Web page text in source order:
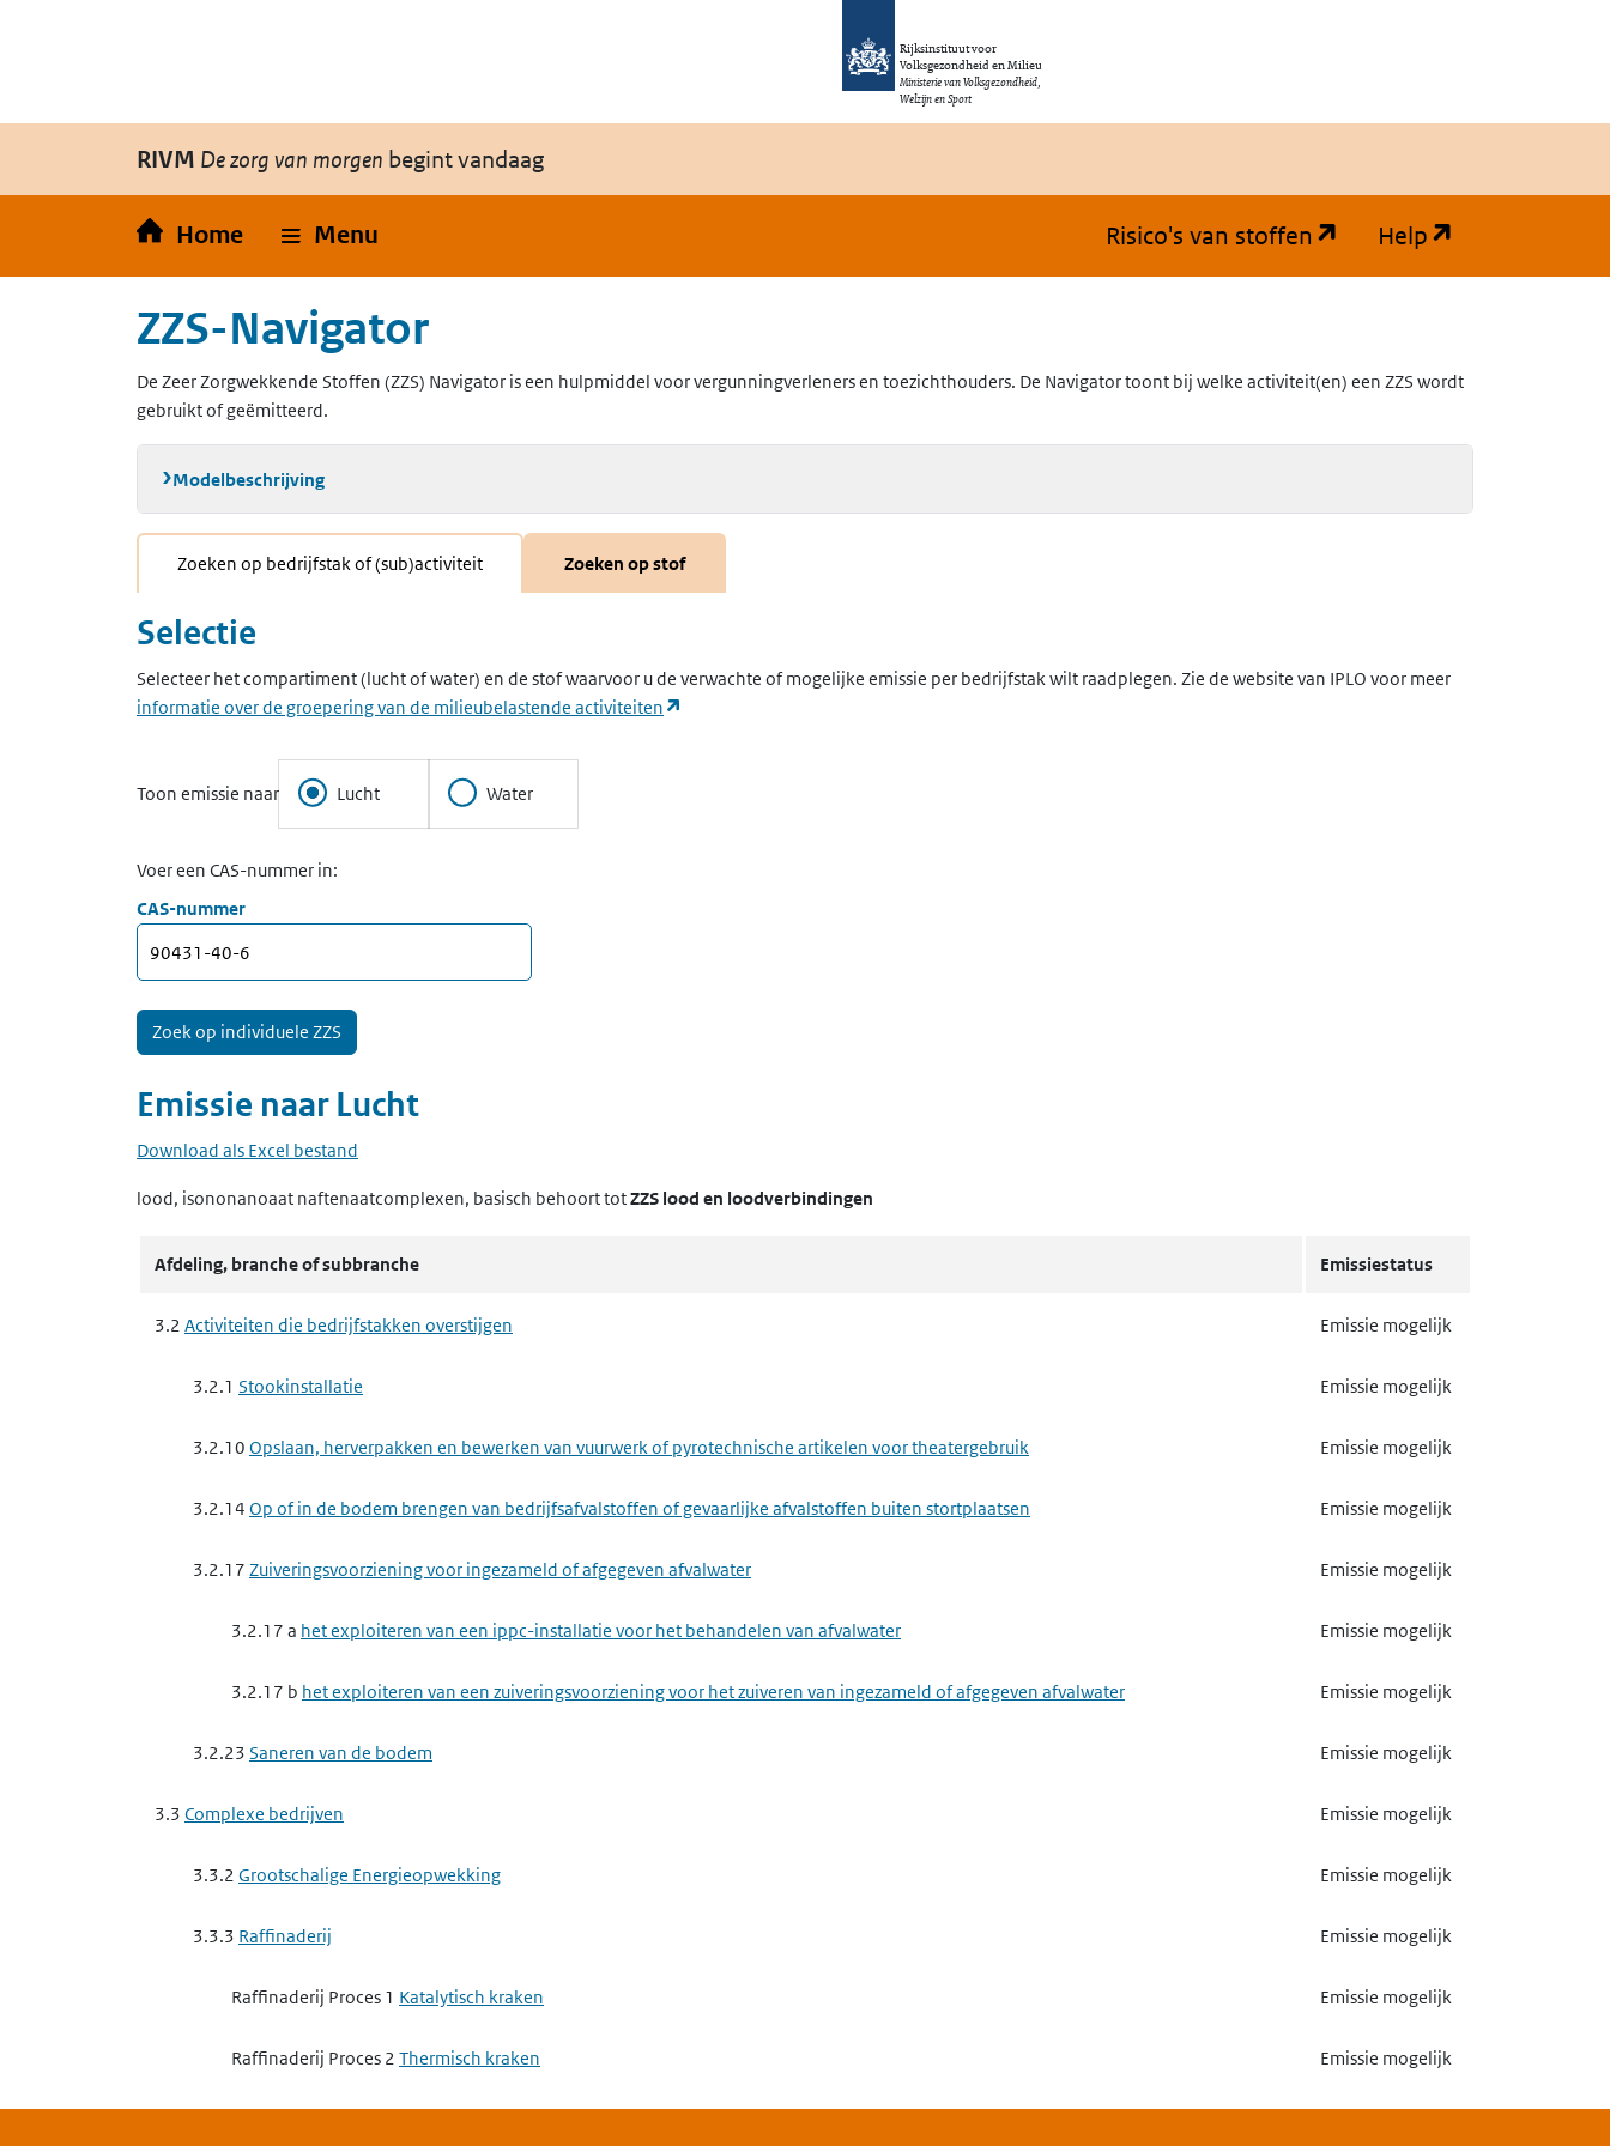
Rijksinstituut voor
Volksgezondheid en Milieu
Ministerie van Volksgezondheid,
Welzijn en Sport
RIVM De zorg van morgen begint vandaag
Home Menu Risico's van stoffen (opent in een nieuw
Help
ZZS-Navigator
De Zeer Zorgwekkende Stoffen (ZZS) Navigator is een hulpmiddel voor vergunningverleners en toezichthouders. De Navigator toont bij welke activiteit(en) een ZZS wordt
gebruikt of geëmitteerd.
Modelbeschrijving
Zoeken op bedrijfstak of (sub)activiteit Zoeken op stof
Selectie
Selecteer het compartiment (lucht of water) en de stof waarvoor u de verwachte of mogelijke emissie per bedrijfstak wilt raadplegen. Zie de website van IPLO voor meer
informatie over de groepering van de milieubelastende activiteiten
Toon emissie naar Lucht Water
Voer een CAS-nummer in:
CAS-nummer
Emissie naar Lucht
Download als Excel bestand
lood, isononanoaat naftenaatcomplexen, basisch behoort totZZS lood en loodverbindingen
Afdeling, branche of subbranche Emissiestatus
3.2 Activiteiten die bedrijfstakken overstijgen Emissie mogelijk
3.2.1 Stookinstallatie Emissie mogelijk
3.2.10 Opslaan, herverpakken en bewerken van vuurwerk of pyrotechnische artikelen voor theatergebruik Emissie mogelijk
3.2.14 Op of in de bodem brengen van bedrijfsafvalstoffen of gevaarlijke afvalstoffen buiten stortplaatsen Emissie mogelijk
3.2.17 Zuiveringsvoorziening voor ingezameld of afgegeven afvalwater Emissie mogelijk
3.2.17 a het exploiteren van een ippc-installatie voor het behandelen van afvalwater Emissie mogelijk
3.2.17 b het exploiteren van een zuiveringsvoorziening voor het zuiveren van ingezameld of afgegeven afvalwater Emissie mogelijk
3.2.23 Saneren van de bodem Emissie mogelijk
3.3 Complexe bedrijven Emissie mogelijk
3.3.2 Grootschalige Energieopwekking Emissie mogelijk
3.3.3 Raffinaderij Emissie mogelijk
Raffinaderij Proces 1 Katalytisch kraken Emissie mogelijk
Raffinaderij Proces 2 Thermisch kraken Emissie mogelijk